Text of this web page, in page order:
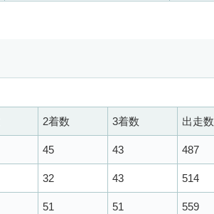
2着数 3着数 出走数
45 43 487
32 43 514
51 51 559